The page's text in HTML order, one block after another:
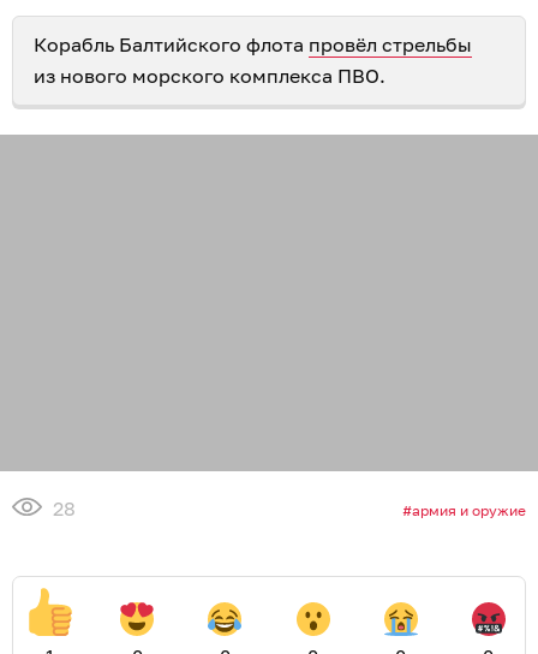
Корабль Балтийского флота провёл стрельбы
из нового морского комплекса ПВО.
28 армия и оружие